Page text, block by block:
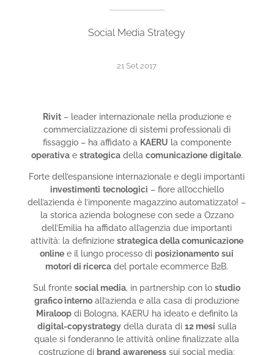
Social Media Strategy
21 Set 2017
Rivit– leader internazionale nella produzione e
commercializzazione di sistemi professionali di
fissaggio – ha affidato a KAERU la componente
operativae strategicadella comunicazione digitale.
Forte dell’espansione internazionale e degli importanti
investimenti tecnologici – fiore all’occhiello
dell’azienda è l’imponente magazzino automatizzato! –
la storica azienda bolognese con sede a Ozzano
dell’Emilia ha affidato all’agenzia due importanti
attività: la definizione strategica della comunicazione
online e il lungo processo di posizionamento sui
motori di ricerca del portale ecommerce B2B.
Sul frontesocial media, in partnership con lostudio
grafico interno all’azienda e alla casa di produzione
Miraloopdi Bologna, KAERU ha ideato e definito la
digital-copystrategydella durata di 12 mesi sulla
quale si fonderanno le attività online finalizzate alla
costruzione di brand awareness sui social media;